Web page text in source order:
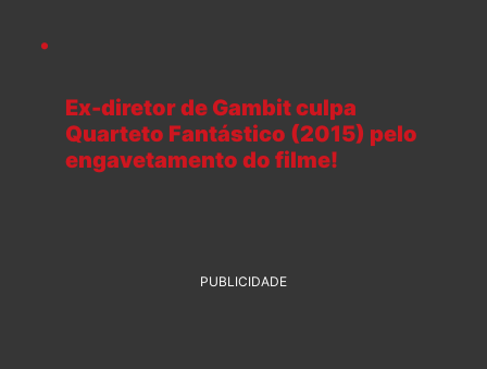
Ex-diretor de Gambit culpa
Quarteto Fantástico (2015) pelo
engavetamento do filme!
PUBLICIDADE